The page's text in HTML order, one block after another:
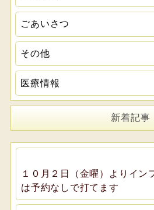
ごあいさつ
その他
医療情報
新着記事
１０月２日（金曜）よりイン
は予約なしで打てます